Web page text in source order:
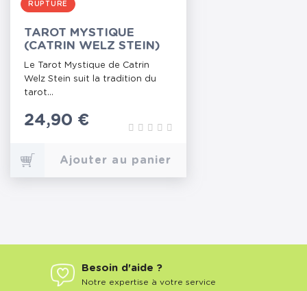
RUPTURE
TAROT MYSTIQUE
(CATRIN WELZ STEIN)
Le Tarot Mystique de Catrin
Welz Stein suit la tradition du
tarot...
Prix
24,90 €
Ajouter au panier
Besoin d'aide ?
Notre expertise à votre service